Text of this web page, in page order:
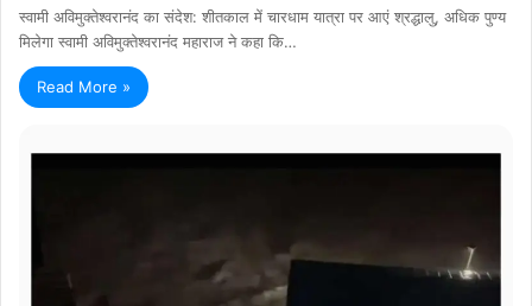
स्वामी अविमुक्तेश्वरानंद का संदेश: शीतकाल में चारधाम यात्रा पर आएं श्रद्धालु, अधिक पुण्य
मिलेगा स्वामी अविमुक्तेश्वरानंद महाराज ने कहा कि…
Read More »